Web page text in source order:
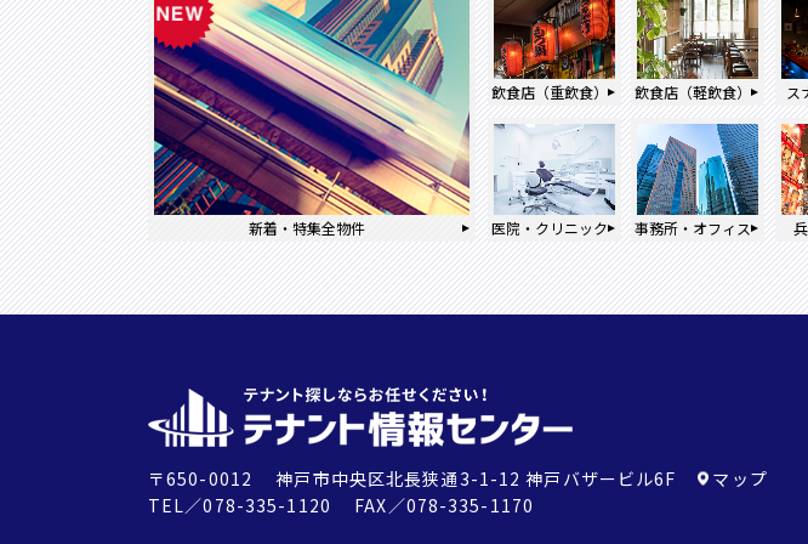
新着・特集全物件
飲食店（重飲食） 飲食店（軽飲食） ス
医院・クリニック 事務所・オフィス
〒650-0012 神戸市中央区北長狭通3-1-12神戸バザービル6F
マップ
TEL／078-335-1120 FAX／078-335-1170